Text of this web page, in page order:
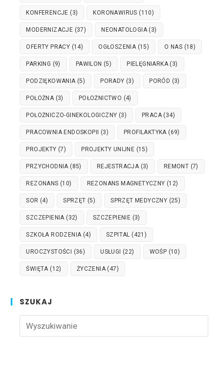
KONFERENCJE (3) KORONAWIRUS (110)
MODERNIZACJE (37) NEONATOLOGIA(3)
OFERTY PRACY (14) OGŁOSZENIA(15) O NAS (18)
PARKING (9) PAWILON (5) PIELĘGNIARKA(3)
PODZIĘKOWANIA(5) PORADY (3) PORÓD (3)
POŁOŻNA(3) POŁOŻNICTWO (4)
POŁOŻNICZO-GINEKOLOGICZNY (3) PRACA(34)
PRACOWNIA ENDOSKOPII (3) PROFILAKTYKA(69)
PROJEKTY (7) PROJEKTY UNIJNE (15)
PRZYCHODNIA(85) REJESTRACJA(3) REMONT (7)
REZONANS (10) REZONANS MAGNETYCZNY (12)
SOR (4) SPRZĘT (5) SPRZĘT MEDYCZNY (25)
SZCZEPIENIA(32) SZCZEPIENIE (3)
SZKOŁA RODZENIA(4) SZPITAL (421)
UROCZYSTOŚCI (36) USŁUGI (22) WOŚP (10)
ŚWIĘTA(12) ŻYCZENIA(47)
SZUKAJ